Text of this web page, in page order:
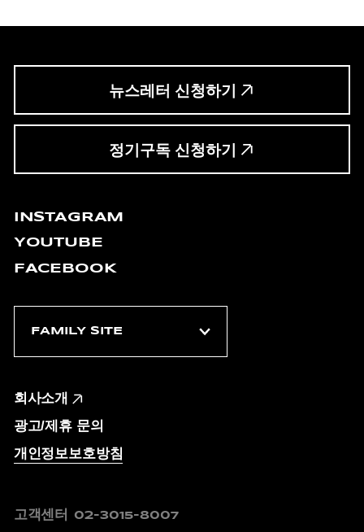
뉴스레터 신청하기
정기구독 신청하기
INSTAGRAM
YOUTUBE
FACEBOOK
회사소개
광고/제휴 문의
개인정보보호방침
고객센터 02-3015-8007